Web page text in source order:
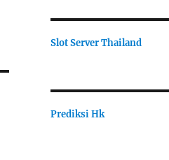
Slot Server Thailand
Prediksi Hk